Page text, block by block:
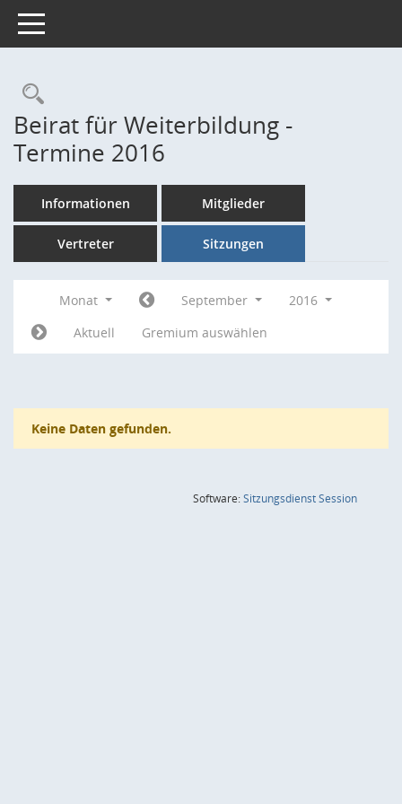
Toggle navigation
Rechercheauswahl
Beirat für Weiterbildung -
Termine 2016
Informationen Mitglieder
Vertreter Sitzungen
Monat September
2016
Aktuell
Gremium auswählen
Keine Daten gefunden.
Software:SitzungsdienstSession(Wird in